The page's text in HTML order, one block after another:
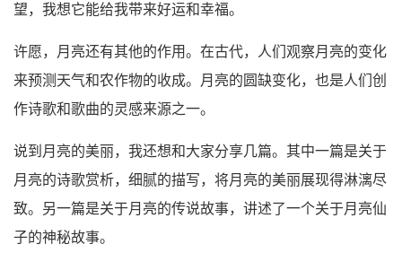
望，我想它能给我带来好运和幸福。
许愿，月亮还有其他的作用。在古代，人们观察月亮的变化
来预测天气和农作物的收成。月亮的圆缺变化，也是人们创
作诗歌和歌曲的灵感来源之一。
说到月亮的美丽，我还想和大家分享几篇。其中一篇是关于
月亮的诗歌赏析，细腻的描写，将月亮的美丽展现得淋漓尽
致。另一篇是关于月亮的传说故事，讲述了一个关于月亮仙
子的神秘故事。